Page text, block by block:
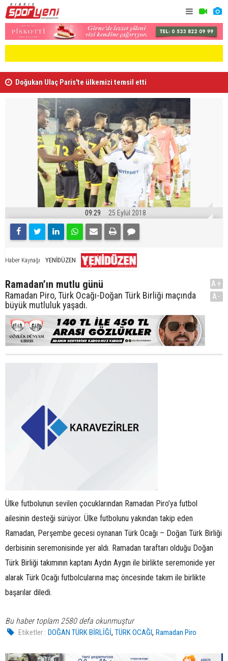
Doğukan Ulaç Paris'te ülkemizi temsil etti
09:29 25 Eylül 2018
Haber Kaynağı YENİDÜZEN
Ramadan’ın mutlu günü
Ramadan Piro, Türk Ocağı-Doğan Türk Birliği maçında
büyük mutluluk yaşadı.
A+
A-
Ülke futbolunun sevilen çocuklarından Ramadan Piro’ya futbol
ailesinin desteği sürüyor. Ülke futbolunu yakından takip eden
Ramadan, Perşembe gecesi oynanan Türk Ocağı – Doğan Türk Birliği
derbisinin seremonisinde yer aldı. Ramadan taraftarı olduğu Doğan
Türk Birliği takımının kaptanı Aydın Aygın ile birlikte seremonide yer
alarak Türk Ocağı futbolcularına maç öncesinde takım ile birlikte
başarılar diledi.
Bu haber toplam 2580 defa okunmuştur
Etiketler : DOĞAN TÜRK BİRLİĞİ,TÜRK OCAĞI,Ramadan Piro